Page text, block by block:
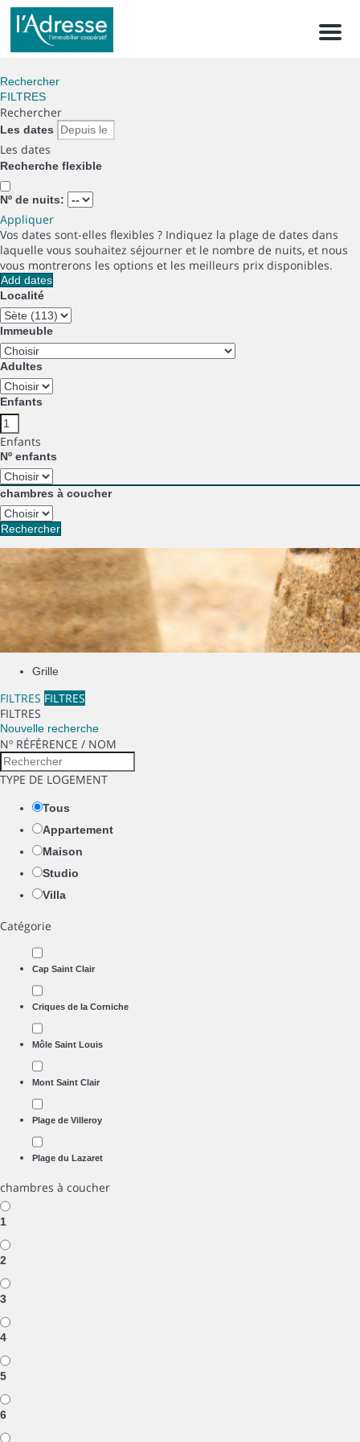
Menu
Rechercher
FILTRES
Rechercher
Les dates
Les dates
Recherche flexible
Nº de nuits:
Appliquer
Vos dates sont-elles flexibles ? Indiquez la plage de dates dans
laquelle vous souhaitez séjourner et le nombre de nuits, et nous
vous montrerons les options et les meilleurs prix disponibles.
Add dates
Localité
Immeuble
Adultes
Enfants
Enfants
Nº enfants
chambres à coucher
Rechercher
Grille
FILTRES FILTRES
FILTRES
Nouvelle recherche
Nº RÉFÉRENCE / NOM
TYPE DE LOGEMENT
Tous
Appartement
Maison
Studio
Villa
Catégorie
Cap Saint Clair
Criques de la Corniche
Môle Saint Louis
Mont Saint Clair
Plage de Villeroy
Plage du Lazaret
chambres à coucher
1
2
3
4
5
6